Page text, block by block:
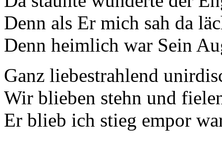
Denn als Er mich sah da
Denn heimlich war Sein
Ganz liebestrahlend
Wir blieben stehn und
Er blieb ich stieg empor